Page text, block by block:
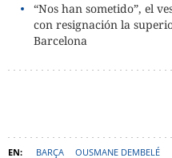
“Nos han sometido”, el
con resignación la
Barcelona
BARÇA OUSMANE DEMBELÉ